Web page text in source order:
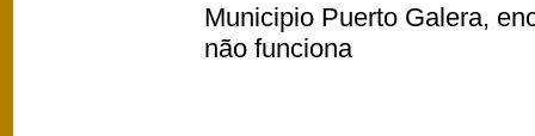
Municipio Puerto Galera,
não funciona